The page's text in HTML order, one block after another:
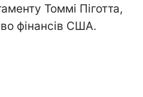
Томмі Піготта,
фінансів США.